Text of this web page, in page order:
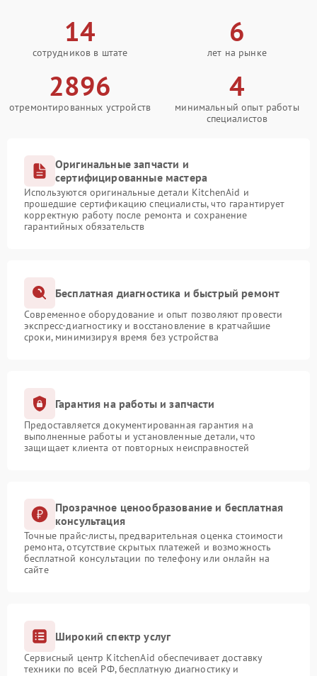
14
сотрудников в штате
6
лет на рынке
2896
отремонтированных устройств
4
минимальный опыт работы
специалистов
Оригинальные запчасти и
сертифицированные мастера
Используются оригинальные детали KitchenAid и
прошедшие сертификацию специалисты, что гарантирует
корректную работу после ремонта и сохранение
гарантийных обязательств
Бесплатная диагностика и быстрый ремонт
Современное оборудование и опыт позволяют провести
экспресс-диагностику и восстановление в кратчайшие
сроки, минимизируя время без устройства
Гарантия на работы и запчасти
Предоставляется документированная гарантия на
выполненные работы и установленные детали, что
защищает клиента от повторных неисправностей
Прозрачное ценообразование и бесплатная
консультация
Точные прайс-листы, предварительная оценка стоимости
ремонта, отсутствие скрытых платежей и возможность
бесплатной консультации по телефону или онлайн на
сайте
Широкий спектр услуг
Сервисный центр KitchenAid обеспечивает доставку
техники по всей РФ, бесплатную диагностику и